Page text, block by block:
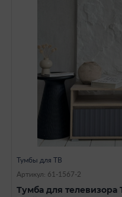
Тумбы для ТВ
Артикул: 61-1567-2
Тумба для